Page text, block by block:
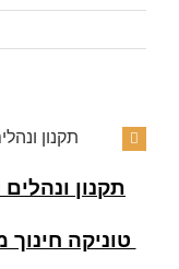
תקנון
תקנון
טוניקה